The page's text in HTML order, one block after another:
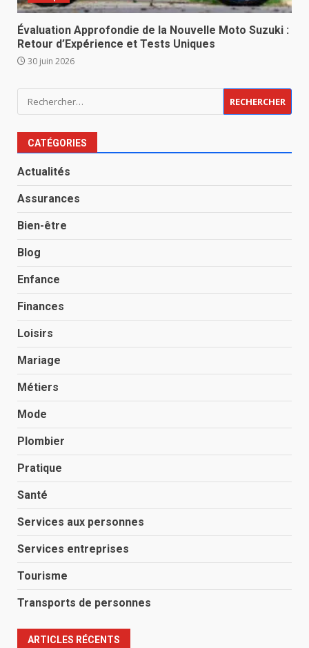
Évaluation Approfondie de la Nouvelle Moto Suzuki :
Retour d’Expérience et Tests Uniques
30 juin 2026
Rechercher :
CATÉGORIES
Actualités
Assurances
Bien-être
Blog
Enfance
Finances
Loisirs
Mariage
Métiers
Mode
Plombier
Pratique
Santé
Services aux personnes
Services entreprises
Tourisme
Transports de personnes
ARTICLES RÉCENTS